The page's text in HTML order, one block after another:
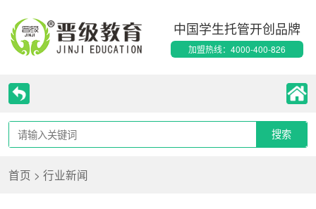
中国学生托管开创品牌
加盟热线：4000-400-826
首页 > 行业新闻